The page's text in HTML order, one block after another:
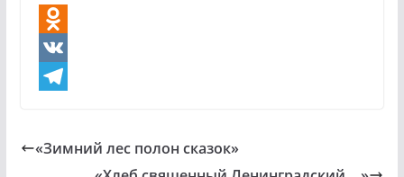
O
d
V
«Зимний лес полон сказок»